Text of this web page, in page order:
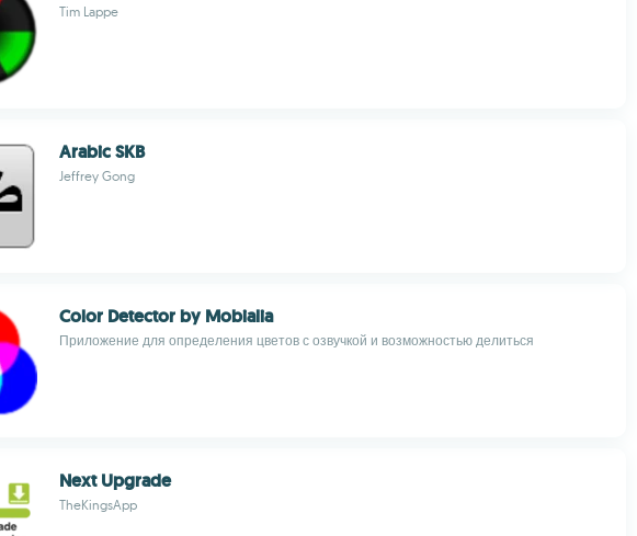
Tim Lappe
Arabic SKB
Jeffrey Gong
Color Detector by Mobialia
Приложение для определения цветов с озвучкой и возможностью делиться
Next Upgrade
TheKingsApp